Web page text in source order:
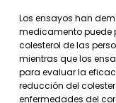
Los ensayos han
medicamento puede
colesterol de las
mientras que los
para evaluar la
reducción del
enfermedades del